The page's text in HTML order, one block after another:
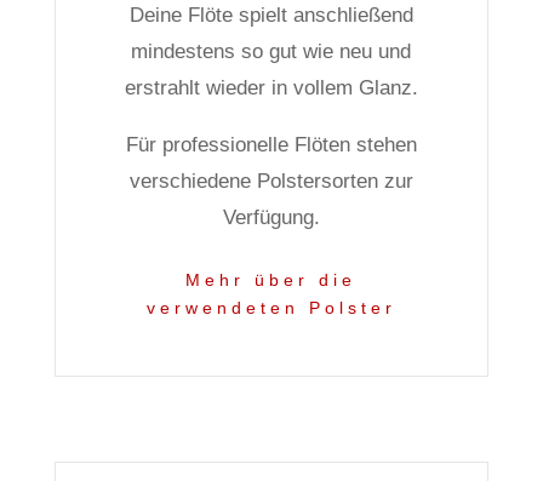
Deine Flöte spielt anschließend
mindestens so gut wie neu und
erstrahlt wieder in vollem Glanz.
Für professionelle Flöten stehen
verschiedene Polstersorten zur
Verfügung.
Mehr über die
verwendeten Polster